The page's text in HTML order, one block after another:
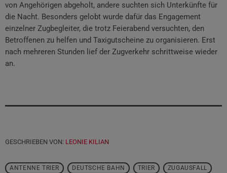
von Angehörigen abgeholt, andere suchten sich Unterkünfte für
die Nacht. Besonders gelobt wurde dafür das Engagement
einzelner Zugbegleiter, die trotz Feierabend versuchten, den
Betroffenen zu helfen und Taxigutscheine zu organisieren. Erst
nach mehreren Stunden lief der Zugverkehr schrittweise wieder
an.
GESCHRIEBEN VON: LEONIE KILIAN
ANTENNE TRIER DEUTSCHE BAHN TRIER ZUGAUSFALL